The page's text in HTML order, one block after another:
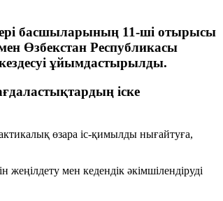
басшыларының 11-ші отырысы
Өзбекстан Республикасы
ұйымдастырылды.
іске
өзара іс-қимылды нығайтуға,
мен кедендік әкімшілендіруді